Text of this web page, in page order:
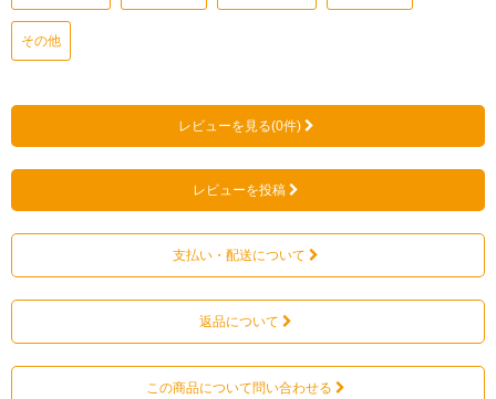
その他
レビューを見る(0件)
レビューを投稿
支払い・配送について
返品について
この商品について問い合わせる